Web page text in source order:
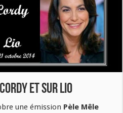
et sur Lio
une émission Pèle Mêle